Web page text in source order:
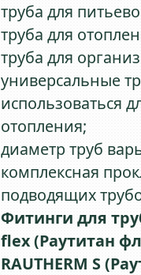
труба для
труба для
труба для
универсальные
использоваться
отопления;
диаметр труб
комплексная
подводящих
Фитинги для
flex (Раутитан
RAUTHERM S